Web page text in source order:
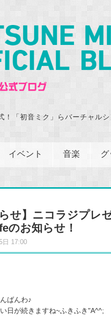
！「初音ミク」らバーチャル
イベント 音楽 グ
らせ】ニコラジプレ
のお知らせ！
日 17:00
ばんわ♪
日が続きますね~ふきふき"A^^;